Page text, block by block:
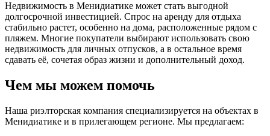
Недвижимость в Менидиатике может стать выгодной
долгосрочной инвестицией. Спрос на аренду для отдыха
стабильно растет, особенно на дома, расположенные рядом с
пляжем. Многие покупатели выбирают использовать свою
недвижимость для личных отпусков, а в остальное время
сдавать её, сочетая образ жизни и дополнительный доход.
Чем мы можем помочь
Наша риэлторская компания специализируется на объектах в
Менидиатике и в прилегающем регионе. Мы предлагаем: